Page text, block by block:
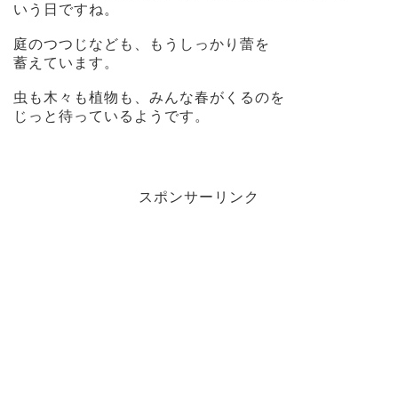
いう日ですね。
庭のつつじなども、もうしっかり 蕾を
蓄えています。
虫も木々も植物も、みんな春がくるのを
じっと待っているようです。
スポンサーリンク